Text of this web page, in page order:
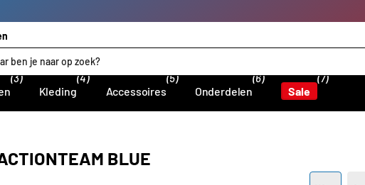
(3)
Kleding
(4)
Accessoires
(5)
Onderdelen
(6)
Sale
(7)
BLUE